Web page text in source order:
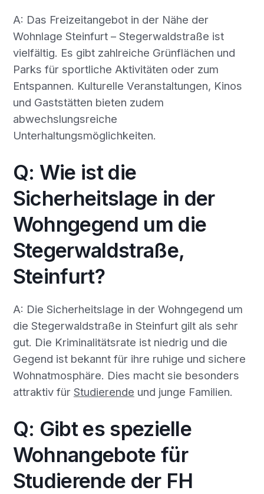
A: Das Freizeitangebot in der Nähe der
Wohnlage Steinfurt – Stegerwaldstraße ist
vielfältig. Es gibt zahlreiche Grünflächen und
Parks für sportliche Aktivitäten oder zum
Entspannen. Kulturelle Veranstaltungen, Kinos
und Gaststätten bieten zudem
abwechslungsreiche
Unterhaltungsmöglichkeiten.
Q: Wie ist die
Sicherheitslage in der
Wohngegend um die
Stegerwaldstraße,
Steinfurt?
A: Die Sicherheitslage in der Wohngegend um
die Stegerwaldstraße in Steinfurt gilt als sehr
gut. Die Kriminalitätsrate ist niedrig und die
Gegend ist bekannt für ihre ruhige und sichere
Wohnatmosphäre. Dies macht sie besonders
attraktiv für Studierende und junge Familien.
Q: Gibt es spezielle
Wohnangebote für
Studierende der FH